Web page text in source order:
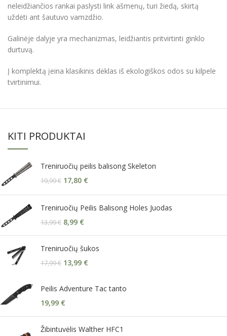
neleidžiančios rankai paslysti link ašmenų, turi žiedą, skirtą
uždėti ant šautuvo vamzdžio.
Galinėje dalyje yra mechanizmas, leidžiantis pritvirtinti ginklo
durtuvą.
Į komplektą įeina klasikinis dėklas iš ekologiškos odos su kilpele
tvirtinimui.
KITI PRODUKTAI
Treniruočių peilis balisong Skeleton
19,99€ 17,80 €
Treniruočių Peilis Balisong Holes Juodas
13,99€ 8,99 €
Treniruočių šukos
17,99€ 13,99 €
Peilis Adventure Tac tanto
19,99 €
Žibintuvėlis Walther HFC1